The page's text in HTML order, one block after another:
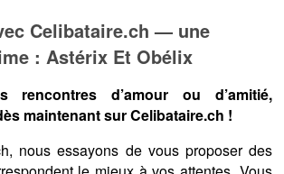
Celibataire.ch — une
: Astérix Et Obélix
rencontres d’amour ou d’amitié,
maintenant sur Celibataire.ch !
nous essayons de vous proposer des